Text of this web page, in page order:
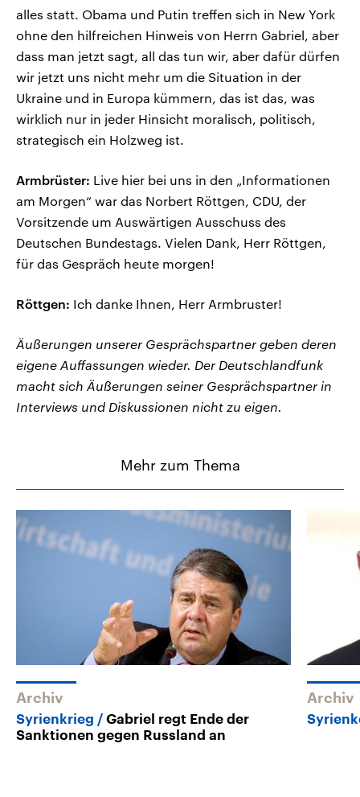
alles statt. Obama und Putin treffen sich in New York
ohne den hilfreichen Hinweis von Herrn Gabriel, aber
dass man jetzt sagt, all das tun wir, aber dafür dürfen
wir jetzt uns nicht mehr um die Situation in der
Ukraine und in Europa kümmern, das ist das, was
wirklich nur in jeder Hinsicht moralisch, politisch,
strategisch ein Holzweg ist.
Armbrüster: Live hier bei uns in den „Informationen
am Morgen“ war das Norbert Röttgen, CDU, der
Vorsitzende um Auswärtigen Ausschuss des
Deutschen Bundestags. Vielen Dank, Herr Röttgen,
für das Gespräch heute morgen!
Röttgen: Ich danke Ihnen, Herr Armbruster!
Äußerungen unserer Gesprächspartner geben deren
eigene Auffassungen wieder. Der Deutschlandfunk
macht sich Äußerungen seiner Gesprächspartner in
Interviews und Diskussionen nicht zu eigen.
Mehr zum Thema
Archiv
Syrienkrieg
Gabriel regt Ende der
Sanktionen gegen Russland an
Archiv